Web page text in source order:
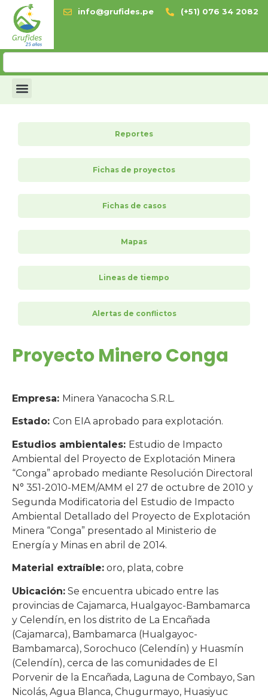
info@grufides.pe (+51) 076 34 2082
Reportes
Fichas de proyectos
Fichas de casos
Mapas
Lineas de tiempo
Alertas de conflictos
Proyecto Minero Conga
Empresa: Minera Yanacocha S.R.L.
Estado: Con EIA aprobado para explotación.
Estudios ambientales: Estudio de Impacto
Ambiental del Proyecto de Explotación Minera
“Conga” aprobado mediante Resolución Directoral
N° 351-2010-MEM/AMM el 27 de octubre de 2010 y
Segunda Modificatoria del Estudio de Impacto
Ambiental Detallado del Proyecto de Explotación
Minera “Conga” presentado al Ministerio de
Energía y Minas en abril de 2014.
Material extraíble: oro, plata, cobre
Ubicación: Se encuentra ubicado entre las
provincias de Cajamarca, Hualgayoc-Bambamarca
y Celendín, en los distrito de La Encañada
(Cajamarca), Bambamarca (Hualgayoc-
Bambamarca), Sorochuco (Celendín) y Huasmín
(Celendín), cerca de las comunidades de El
Porvenir de la Encañada, Laguna de Combayo, San
Nicolás, Agua Blanca, Chugurmayo, Huasiyuc